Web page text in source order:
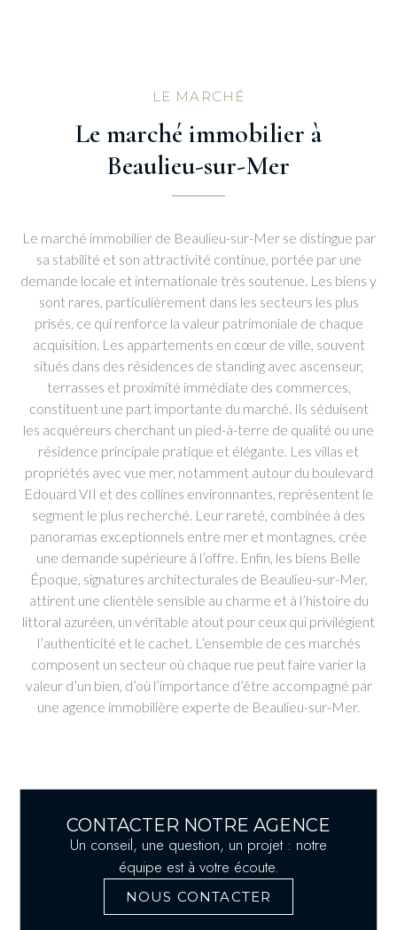
Le marché immobilier à
Beaulieu-sur-Mer
LE MARCHÉ
Le marché immobilier de Beaulieu-sur-Mer se distingue par
sa stabilité et son attractivité continue, portée par une
demande locale et internationale très soutenue. Les biens y
sont rares, particulièrement dans les secteurs les plus
prisés, ce qui renforce la valeur patrimoniale de chaque
acquisition. Les appartements en cœur de ville, souvent
situés dans des résidences de standing avec ascenseur,
terrasses et proximité immédiate des commerces,
constituent une part importante du marché. Ils séduisent
les acquéreurs cherchant un pied-à-terre de qualité ou une
résidence principale pratique et élégante. Les villas et
propriétés avec vue mer, notamment autour du boulevard
Edouard VII et des collines environnantes, représentent le
segment le plus recherché. Leur rareté, combinée à des
panoramas exceptionnels entre mer et montagnes, crée
une demande supérieure à l’offre. Enfin, les biens Belle
Époque, signatures architecturales de Beaulieu-sur-Mer,
attirent une clientèle sensible au charme et à l’histoire du
littoral azuréen, un véritable atout pour ceux qui privilégient
l’authenticité et le cachet. L’ensemble de ces marchés
composent un secteur où chaque rue peut faire varier la
valeur d’un bien, d’où l’importance d’être accompagné par
une agence immobilière experte de Beaulieu-sur-Mer.
CONTACTER NOTRE AGENCE
Un conseil, une question, un projet : notre
équipe est à votre écoute.
NOUS CONTACTER